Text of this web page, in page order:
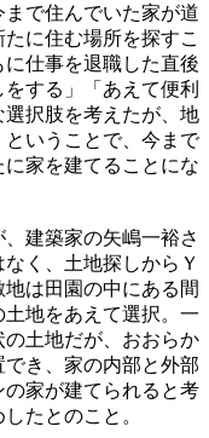
で住んでいた家が道
に住む場所を探すこ
仕事を退職した直後
する」「あえて便利
択肢を考えたが、地
いうことで、今まで
家を建てることにな
建築家の矢嶋一裕さ
く、土地探しからＹ
は田園の中にある間
地をあえて選択。一
土地だが、おおらか
き、家の内部と外部
家が建てられると考
たとのこと。